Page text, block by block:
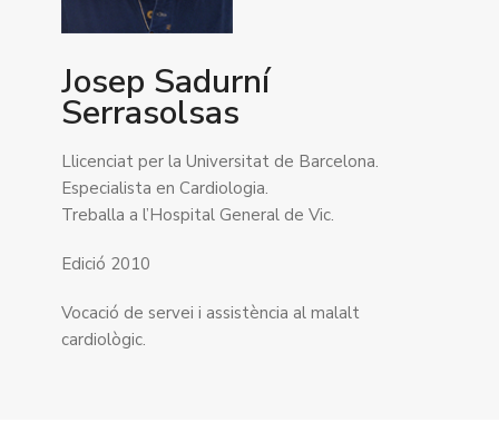
Josep Sadurní
Serrasolsas
Llicenciat per la Universitat de Barcelona.
Especialista en Cardiologia.
Treballa a l’Hospital General de Vic.
Edició 2010
Vocació de servei i assistència al malalt
cardiològic.